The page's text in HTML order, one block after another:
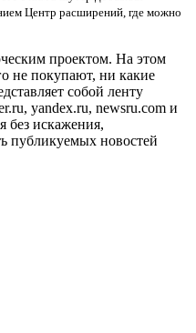
Центр расширений, где можно
проектом. На этом
не покупают, ни какие
собой ленту
yandex.ru, newsru.com и
без искажения,
публикуемых новостей